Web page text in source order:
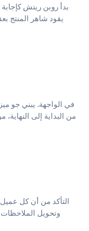
بدأ روبن ريتش
يقود شاهر المنتج
التأكد من أن كل